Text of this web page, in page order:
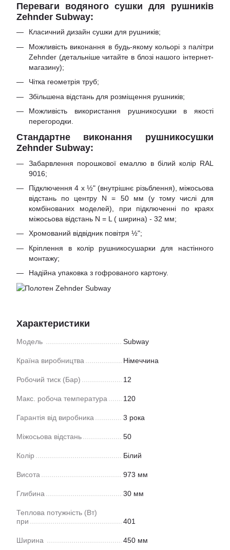
Переваги водяного сушки для рушників
Zehnder Subway:
Класичний дизайн сушки для рушників;
Можливість виконання в будь-якому кольорі з палітри
Zehnder (детальніше читайте в блозі нашого інтернет-
магазину);
Чітка геометрія труб;
Збільшена відстань для розміщення рушників;
Можливість використання рушникосушки в якості
перегородки.
Стандартне виконання рушникосушки
Zehnder Subway:
Забарвлення порошкової емаллю в білий колір RAL
9016;
Підключення 4 x ½" (внутрішнє різьблення), міжосьова
відстань по центру N = 50 мм (у тому числі для
комбінованих моделей), при підключенні по краях
міжосьова відстань N = L ( ширина) - 32 мм;
Хромований відвідник повітря ½";
Кріплення в колір рушникосушарки для настінного
монтажу;
Надійна упаковка з гофрованого картону.
Характеристики
Модель Subway
Країна виробництва Німеччина
Робочий тиск (Бар) 12
Макс. робоча температура 120
Гарантія від виробника 3 рока
Міжосьова відстань 50
Колір Білий
Висота 973 мм
Глибина 30 мм
Теплова потужність (Вт)
при
401
Ширина 450 мм